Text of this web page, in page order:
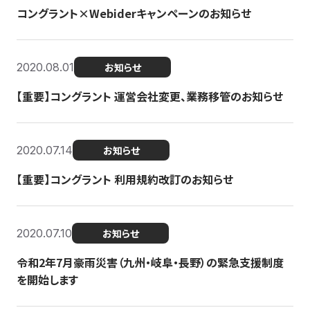
コングラント×Webiderキャンペーンのお知らせ
2020.08.01 お知らせ
【重要】コングラント 運営会社変更、業務移管のお知らせ
2020.07.14 お知らせ
【重要】コングラント 利用規約改訂のお知らせ
2020.07.10 お知らせ
令和2年7月豪雨災害（九州・岐阜・長野）の緊急支援制度
を開始します